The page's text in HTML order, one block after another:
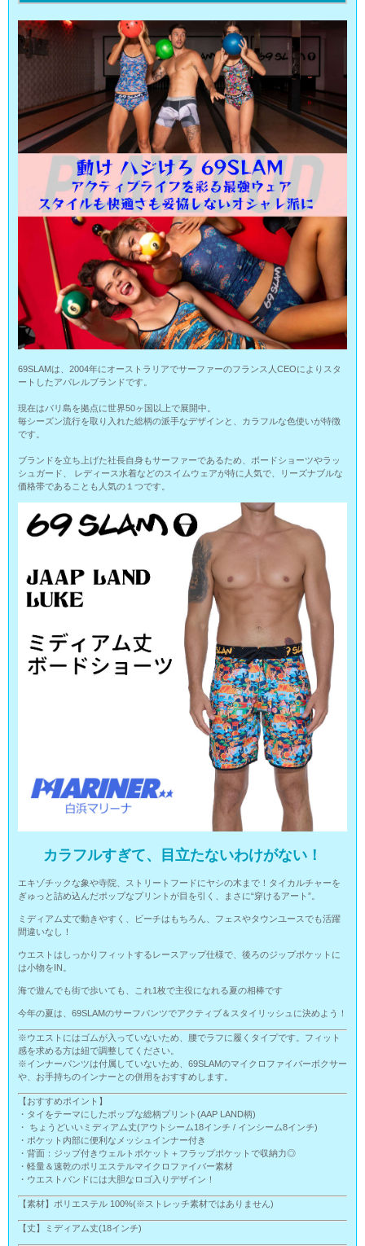
69SLAMは、2004年にオーストラリアでサーファーのフランス人CEOによりスタ
ートしたアパレルブランドです。
現在はバリ島を拠点に世界50ヶ国以上で展開中。
毎シーズン流行を取り入れた総柄の派手なデザインと、カラフルな色使いが特徴
です。
ブランドを立ち上げた社長自身もサーファーであるため、ボードショーツやラッ
シュガード、 レディース水着などのスイムウェアが特に人気で、リーズナブルな
価格帯であることも人気の１つです。
カラフルすぎて、目立たないわけがない！
エキゾチックな象や寺院、ストリートフードにヤシの木まで！タイカルチャーを
ぎゅっと詰め込んだポップなプリントが目を引く、まさに“穿けるアート”。
ミディアム丈で動きやすく、ビーチはもちろん、フェスやタウンユースでも活躍
間違いなし！
ウエストはしっかりフィットするレースアップ仕様で、後ろのジップポケットに
は小物をIN。
海で遊んでも街で歩いても、これ1枚で主役になれる夏の相棒です
今年の夏は、69SLAMのサーフパンツでアクティブ＆スタイリッシュに決めよう！
※ウエストにはゴムが入っていないため、腰でラフに履くタイプです。フィット
感を求める方は紐で調整してください。
※インナーパンツは付属していないため、69SLAMのマイクロファイバーボクサー
や、お手持ちのインナーとの併用をおすすめします。
【おすすめポイント】
・タイをテーマにしたポップな総柄プリント(AAP LAND柄)
・ ちょうどいいミディアム丈(アウトシーム18インチ / インシーム8インチ)
・ポケット内部に便利なメッシュインナー付き
・背面：ジップ付きウェルトポケット＋フラップポケットで収納力◎
・軽量＆速乾のポリエステルマイクロファイバー素材
・ウエストバンドには大胆なロゴ入りデザイン！
【素材】ポリエステル 100%(※ストレッチ素材ではありません)
【丈】ミディアム丈(18インチ)